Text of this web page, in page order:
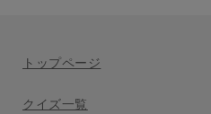
トップページ
クイズ一覧